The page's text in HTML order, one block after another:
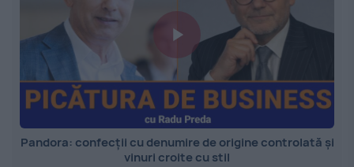
Pandora: confecții cu denumire de origine controlată și
vinuri croite cu stil